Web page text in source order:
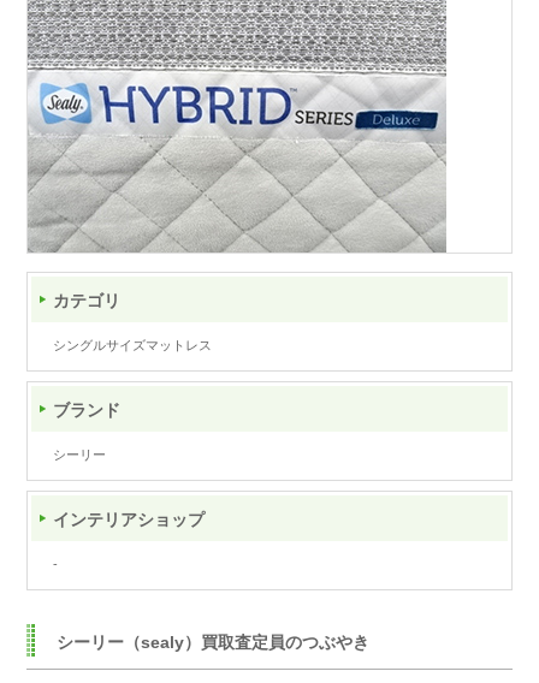
カテゴリ
シングルサイズマットレス
ブランド
シーリー
インテリアショップ
-
シーリー（sealy）買取査定員のつぶやき